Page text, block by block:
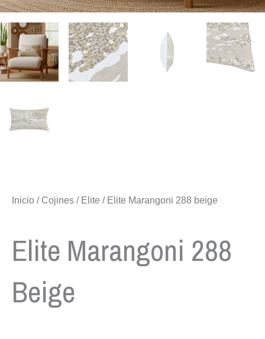
Inicio / Cojines / Elite / Elite Marangoni 288 beige
Elite Marangoni 288
Beige